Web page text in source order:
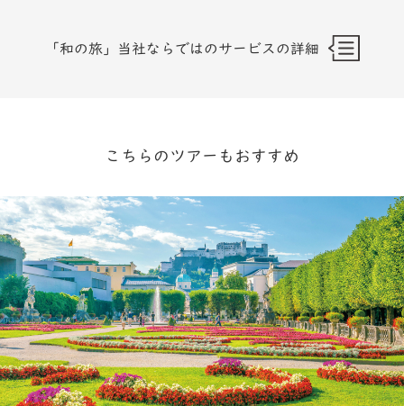
「和の旅」当社ならではのサービスの詳細
こちらのツアーもおすすめ